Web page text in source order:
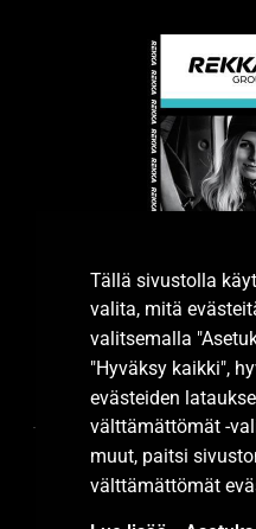
Tutustu
Tällä sivustolla
valita, mitä
valitsemalla
"Hyväksy kaikki",
evästeiden
välttämättömät -
muut, paitsi
välttämättömät